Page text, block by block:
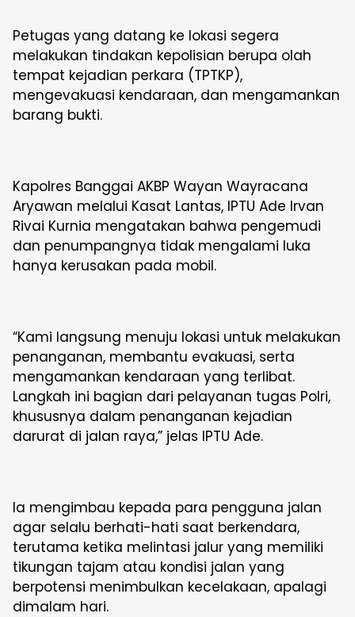
Petugas yang datang ke lokasi segera
melakukan tindakan kepolisian berupa olah
tempat kejadian perkara (TPTKP),
mengevakuasi kendaraan, dan mengamankan
barang bukti.
Kapolres Banggai AKBP Wayan Wayracana
Aryawan melalui Kasat Lantas, IPTU Ade Irvan
Rivai Kurnia mengatakan bahwa pengemudi
dan penumpangnya tidak mengalami luka
hanya kerusakan pada mobil.
“Kami langsung menuju lokasi untuk melakukan
penanganan, membantu evakuasi, serta
mengamankan kendaraan yang terlibat.
Langkah ini bagian dari pelayanan tugas Polri,
khususnya dalam penanganan kejadian
darurat di jalan raya,” jelas IPTU Ade.
Ia mengimbau kepada para pengguna jalan
agar selalu berhati-hati saat berkendara,
terutama ketika melintasi jalur yang memiliki
tikungan tajam atau kondisi jalan yang
berpotensi menimbulkan kecelakaan, apalagi
dimalam hari.